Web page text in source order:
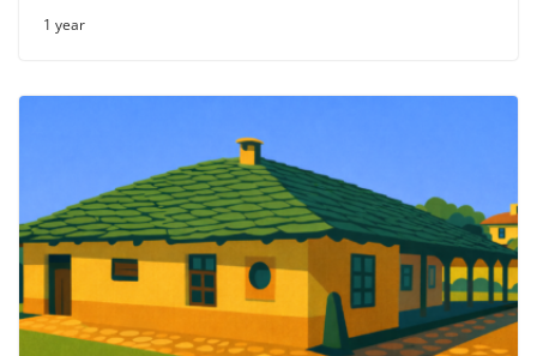
1 year